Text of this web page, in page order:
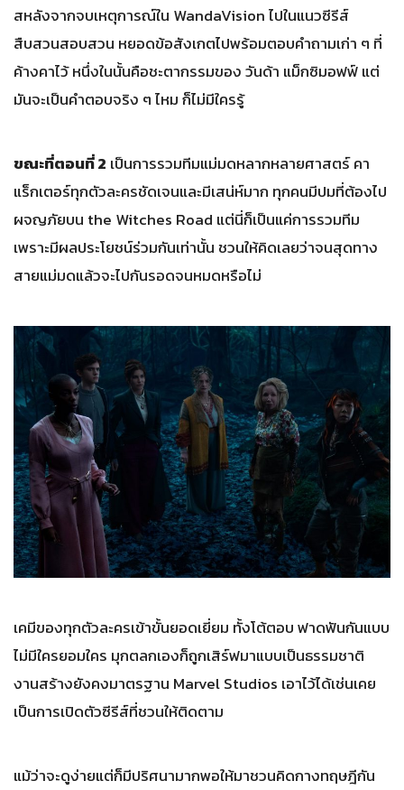
สหลังจากจบเหตุการณ์ใน WandaVision ไปในแนวซีรีส์
สืบสวนสอบสวน หยอดข้อสังเกตไปพร้อมตอบคำถามเก่า ๆ ที่
ค้างคาไว้ หนึ่งในนั้นคือชะตากรรมของ วันด้า แม็กซิมอฟฟ์ แต่
มันจะเป็นคำตอบจริง ๆ ไหม ก็ไม่มีใครรู้
ขณะที่ตอนที่ 2 เป็นการรวมทีมแม่มดหลากหลายศาสตร์ คา
แร็กเตอร์ทุกตัวละครชัดเจนและมีเสน่ห์มาก ทุกคนมีปมที่ต้องไป
ผจญภัยบน the Witches Road แต่นี่ก็เป็นแค่การรวมทีม
เพราะมีผลประโยชน์ร่วมกันเท่านั้น ชวนให้คิดเลยว่าจนสุดทาง
สายแม่มดแล้วจะไปกันรอดจนหมดหรือไม่
เคมีของทุกตัวละครเข้าขั้นยอดเยี่ยม ทั้งโต้ตอบ ฟาดฟันกันแบบ
ไม่มีใครยอมใคร มุกตลกเองก็ถูกเสิร์ฟมาแบบเป็นธรรมชาติ
งานสร้างยังคงมาตรฐาน Marvel Studios เอาไว้ได้เช่นเคย
เป็นการเปิดตัวซีรีส์ที่ชวนให้ติดตาม
แม้ว่าจะดูง่ายแต่ก็มีปริศนามากพอให้มาชวนคิดกางทฤษฎีกัน